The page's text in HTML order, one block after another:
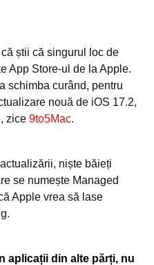
știi că singurul loc de
App Store-ul de la Apple.
schimba curând, pentru
nouă de iOS 17.2,
zice 9to5Mac.
niște băieți
se numește Managed
Apple vrea să lase
aplicații din alte părți, nu